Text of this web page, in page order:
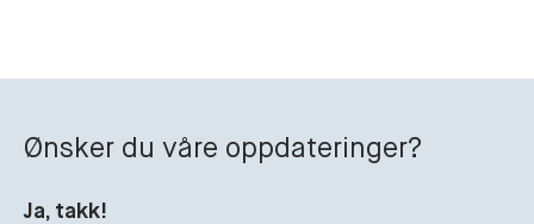
Ønsker du våre oppdateringer?
Ja, takk!